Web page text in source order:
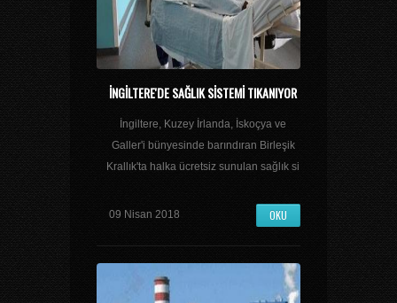
İNGILTERE'DE SAĞLIK SISTEMI TIKANIYOR
İngiltere, Kuzey İrlanda, İskoçya ve
Galler'i bünyesinde barındıran Birleşik
Krallık'ta halka ücretsiz sunulan sağlık si
09 Nisan 2018 OKU